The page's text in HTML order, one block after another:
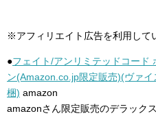
※アフィリエイト広告を利用して
●フェイト/アンリミテッドコード
ン(Amazon.co.jp限定販売)(ヴァ
梱) amazon
amazonさん限定販売のデラック